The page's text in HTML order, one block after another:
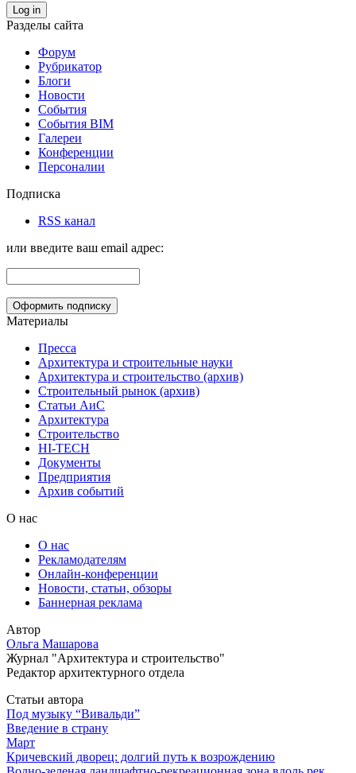
Log in
Разделы сайта
Форум
Рубрикатор
Блоги
Новости
События
События BIM
Галереи
Конференции
Персоналии
Подписка
RSS канал
или введите ваш email адрес:
Материалы
Пресса
Архитектура и строительные науки
Архитектура и строительство (архив)
Строительный рынок (архив)
Статьи АиС
Архитектура
Строительство
HI-TECH
Документы
Предприятия
Архив событий
О нас
О нас
Рекламодателям
Онлайн-конференции
Новости, статьи, обзоры
Баннерная реклама
Автор
Ольга Машарова
Журнал "Архитектура и строительство"
Редактор архитектурного отдела
Статьи автора
Под музыку “Вивальди”
Введение в страну
Март
Кричевский дворец: долгий путь к возрождению